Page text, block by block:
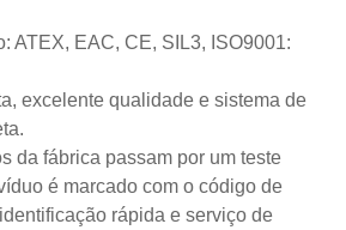
ATEX, EAC, CE, SIL3, ISO9001:
excelente qualidade e sistema de
da fábrica passam por um teste
é marcado com o código de
rápida e serviço de